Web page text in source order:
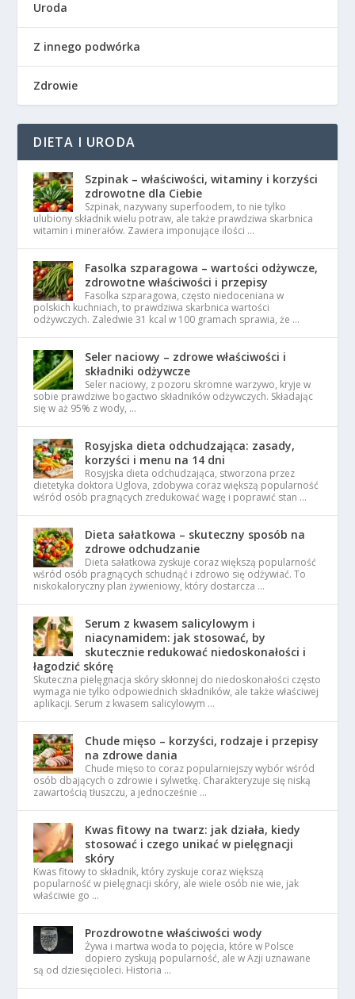
Uroda
Z innego podwórka
Zdrowie
DIETA I URODA
Szpinak – właściwości, witaminy i korzyści
zdrowotne dla Ciebie
Szpinak, nazywany superfoodem, to nie tylko
ulubiony składnik wielu potraw, ale także prawdziwa skarbnica
witamin i minerałów. Zawiera imponujące ilości …
Fasolka szparagowa – wartości odżywcze,
zdrowotne właściwości i przepisy
Fasolka szparagowa, często niedoceniana w
polskich kuchniach, to prawdziwa skarbnica wartości
odżywczych. Zaledwie 31 kcal w 100 gramach sprawia, że …
Seler naciowy – zdrowe właściwości i
składniki odżywcze
Seler naciowy, z pozoru skromne warzywo, kryje w
sobie prawdziwe bogactwo składników odżywczych. Składając
się w aż 95% z wody, …
Rosyjska dieta odchudzająca: zasady,
korzyści i menu na 14 dni
Rosyjska dieta odchudzająca, stworzona przez
dietetyka doktora Uglova, zdobywa coraz większą popularność
wśród osób pragnących zredukować wagę i poprawić stan …
Dieta sałatkowa – skuteczny sposób na
zdrowe odchudzanie
Dieta sałatkowa zyskuje coraz większą popularność
wśród osób pragnących schudnąć i zdrowo się odżywiać. To
niskokaloryczny plan żywieniowy, który dostarcza …
Serum z kwasem salicylowym i
niacynamidem: jak stosować, by
skutecznie redukować niedoskonałości i
łagodzić skórę
Skuteczna pielęgnacja skóry skłonnej do niedoskonałości często
wymaga nie tylko odpowiednich składników, ale także właściwej
aplikacji. Serum z kwasem salicylowym …
Chude mięso – korzyści, rodzaje i przepisy
na zdrowe dania
Chude mięso to coraz popularniejszy wybór wśród
osób dbających o zdrowie i sylwetkę. Charakteryzuje się niską
zawartością tłuszczu, a jednocześnie …
Kwas fitowy na twarz: jak działa, kiedy
stosować i czego unikać w pielęgnacji
skóry
Kwas fitowy to składnik, który zyskuje coraz większą
popularność w pielęgnacji skóry, ale wiele osób nie wie, jak
właściwie go …
Prozdrowotne właściwości wody
Żywa i martwa woda to pojęcia, które w Polsce
dopiero zyskują popularność, ale w Azji uznawane
są od dziesięcioleci. Historia …